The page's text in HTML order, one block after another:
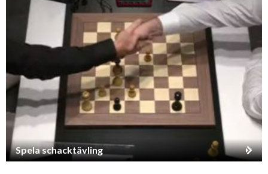
Spela schacktävling